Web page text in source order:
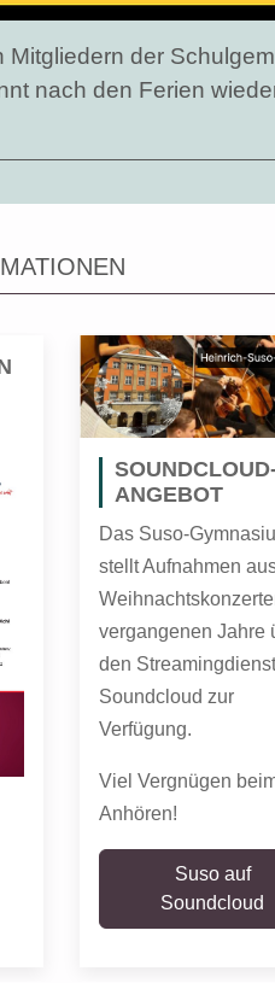
Mitgliedern der
nach den Ferien
ANGEBOT
Das Suso-
stellt Aufnahmen
vergangenen Jahre
den Streamingdienst
Soundcloud zur
Verfügung.
Viel Vergnügen
Anhören!
Suso auf
Soundcloud